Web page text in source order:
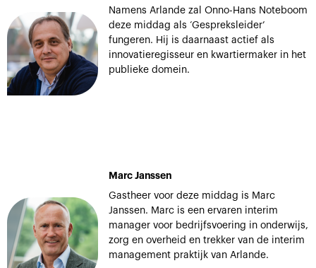
Namens Arlande zal Onno-Hans Noteboom
deze middag als ‘Gespreksleider’
fungeren. Hij is daarnaast actief als
innovatieregisseur en kwartiermaker in het
publieke domein.
Marc Janssen
Gastheer voor deze middag is Marc
Janssen. Marc is een ervaren interim
manager voor bedrijfsvoering in onderwijs,
zorg en overheid en trekker van de interim
management praktijk van Arlande.